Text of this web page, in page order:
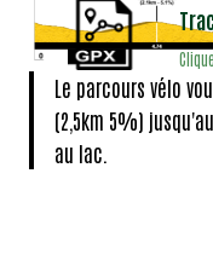
Le parcours vélo
(2,5km 5%)
au lac.